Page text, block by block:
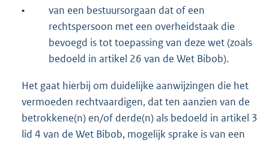
•
van een bestuursorgaan dat of een
rechtspersoon met een overheidstaak die
bevoegd is tot toepassing van deze wet (zoals
bedoeld in artikel 26 van de Wet Bibob).
Het gaat hierbij om duidelijke aanwijzingen die het
vermoeden rechtvaardigen, dat ten aanzien van de
betrokkene(n) en/of derde(n) als bedoeld in artikel 3
lid 4 van de Wet Bibob, mogelijk sprake is van een